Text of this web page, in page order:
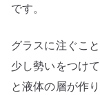
です。
グラスに注ぐこ
少し勢いをつけ
と液体の層が作